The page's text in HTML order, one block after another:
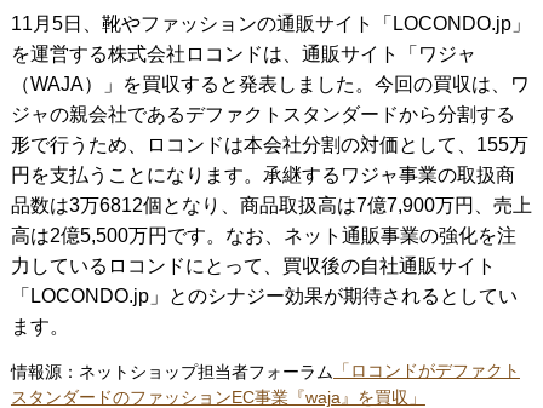
11月5日、靴やファッションの通販サイト「LOCONDO.jp」
を運営する株式会社ロコンドは、通販サイト「ワジャ
（WAJA）」を買収すると発表しました。今回の買収は、ワ
ジャの親会社であるデファクトスタンダードから分割する
形で行うため、ロコンドは本会社分割の対価として、155万
円を支払うことになります。承継するワジャ事業の取扱商
品数は3万6812個となり、商品取扱高は7億7,900万円、売上
高は2億5,500万円です。なお、ネット通販事業の強化を注
力しているロコンドにとって、買収後の自社通販サイト
「LOCONDO.jp」とのシナジー効果が期待されるとしてい
ます。
情報源：ネットショップ担当者フォーラム 「ロコンドがデファクト
スタンダードのファッションEC事業『waja』を買収」